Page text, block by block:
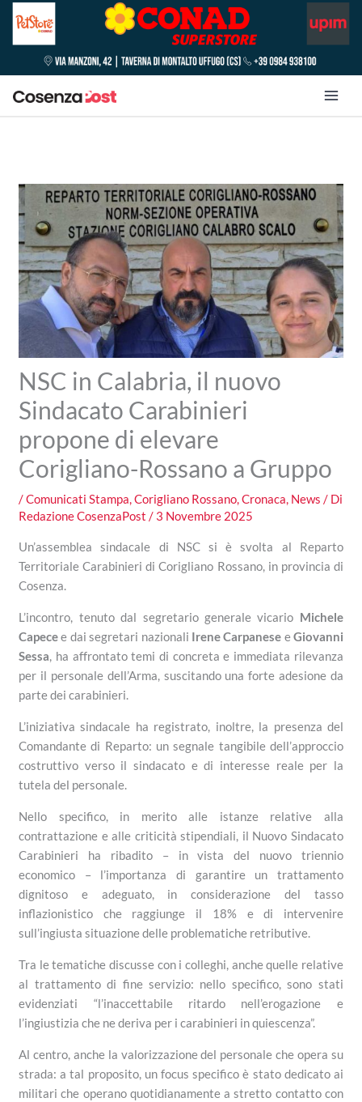
NSC in Calabria, il nuovo
Sindacato Carabinieri
propone di elevare
Corigliano-Rossano a Gruppo
/Comunicati Stampa,Corigliano Rossano,Cronaca, News / Di
Redazione CosenzaPost/ 3 Novembre 2025
Un’assemblea sindacale di NSC si è svolta al Reparto
Territoriale Carabinieri di Corigliano Rossano, in provincia di
Cosenza.
L’incontro, tenuto dal segretario generale vicario Michele
Capecee dai segretari nazionali Irene Carpanese eGiovanni
Sessa, ha affrontato temi di concreta e immediata rilevanza
per il personale dell’Arma, suscitando una forte adesione da
parte dei carabinieri.
L’iniziativa sindacale ha registrato, inoltre, la presenza del
Comandante di Reparto: un segnale tangibile dell’approccio
costruttivo verso il sindacato e di interesse reale per la
tutela del personale.
Nello specifico, in merito alle istanze relative alla
contrattazione e alle criticità stipendiali, il Nuovo Sindacato
Carabinieri ha ribadito – in vista del nuovo triennio
economico – l’importanza di garantire un trattamento
dignitoso e adeguato, in considerazione del tasso
inflazionistico che raggiunge il 18% e di intervenire
sull’ingiusta situazione delle problematiche retributive.
Tra le tematiche discusse con i colleghi, anche quelle relative
al trattamento di fine servizio: nello specifico, sono stati
evidenziati “l’inaccettabile ritardo nell’erogazione e
l’ingiustizia che ne deriva per i carabinieri in quiescenza”.
Al centro, anche la valorizzazione del personale che opera su
strada: a tal proposito, un focus specifico è stato dedicato ai
militari che operano quotidianamente a stretto contatto con